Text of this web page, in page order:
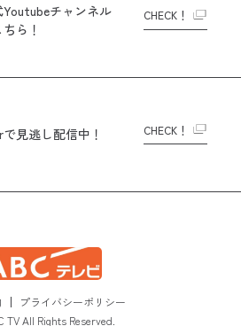
Youtubeチャンネル
ら！
CHECK！
で見逃し配信中！ CHECK！
プライバシーポリシー
TV All Rights Reserved.